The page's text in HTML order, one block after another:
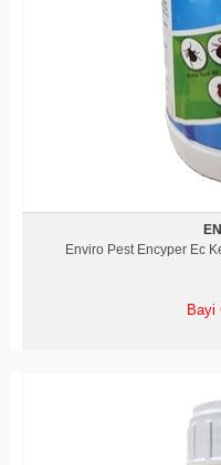
Enviro Pest Encyper Ec
Bayi